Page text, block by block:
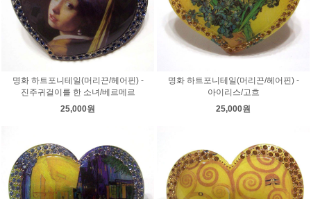
명화 하트포니테일(머리끈/헤어핀) -
진주귀걸이를 한 소녀/베르메르
25,000원
명화 하트포니테일(머리끈/헤어핀) -
아이리스/고흐
25,000원